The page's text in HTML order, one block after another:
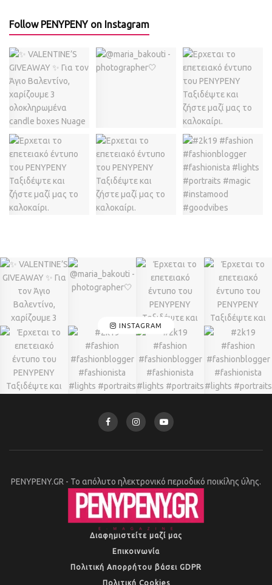
Follow PENYPENY on Instagram
INSTAGRAM
PENYPENY.GR - Το απόλυτο ηλεκτρονικό περιοδικό ποικίλης ύλης.
Διαφημιστείτε μαζί μας
Επικοινωνία
Πολιτική Απορρήτου βάσει GDPR
Πολιτική Cookies